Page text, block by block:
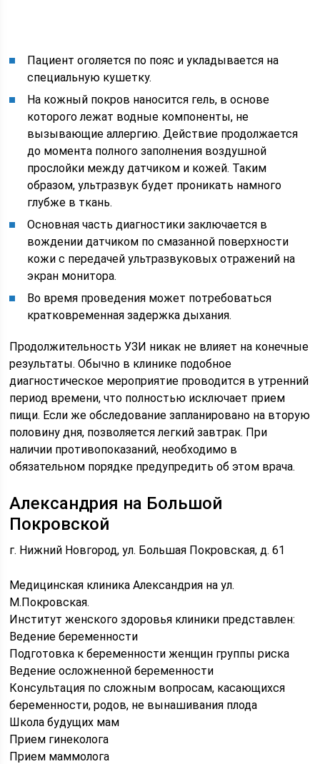
Пациент оголяется по пояс и укладывается на
специальную кушетку.
На кожный покров наносится гель, в основе
которого лежат водные компоненты, не
вызывающие аллергию. Действие продолжается
до момента полного заполнения воздушной
прослойки между датчиком и кожей. Таким
образом, ультразвук будет проникать намного
глубже в ткань.
Основная часть диагностики заключается в
вождении датчиком по смазанной поверхности
кожи с передачей ультразвуковых отражений на
экран монитора.
Во время проведения может потребоваться
кратковременная задержка дыхания.
Продолжительность УЗИ никак не влияет на конечные
результаты. Обычно в клинике подобное
диагностическое мероприятие проводится в утренний
период времени, что полностью исключает прием
пищи. Если же обследование запланировано на вторую
половину дня, позволяется легкий завтрак. При
наличии противопоказаний, необходимо в
обязательном порядке предупредить об этом врача.
Александрия на Большой
Покровской
г. Нижний Новгород, ул. Большая Покровская, д. 61
Медицинская клиника Александрия на ул.
М.Покровская.
Институт женского здоровья клиники представлен:
Ведение беременности
Подготовка к беременности женщин группы риска
Ведение осложненной беременности
Консультация по сложным вопросам, касающихся
беременности, родов, не вынашивания плода
Школа будущих мам
Прием гинеколога
Прием маммолога